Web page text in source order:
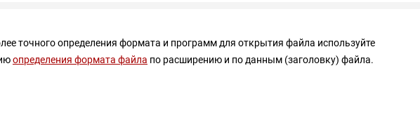
точного определения формата и программ для открытия файла используйте
определения формата файла по расширению и по данным (заголовку) файла.